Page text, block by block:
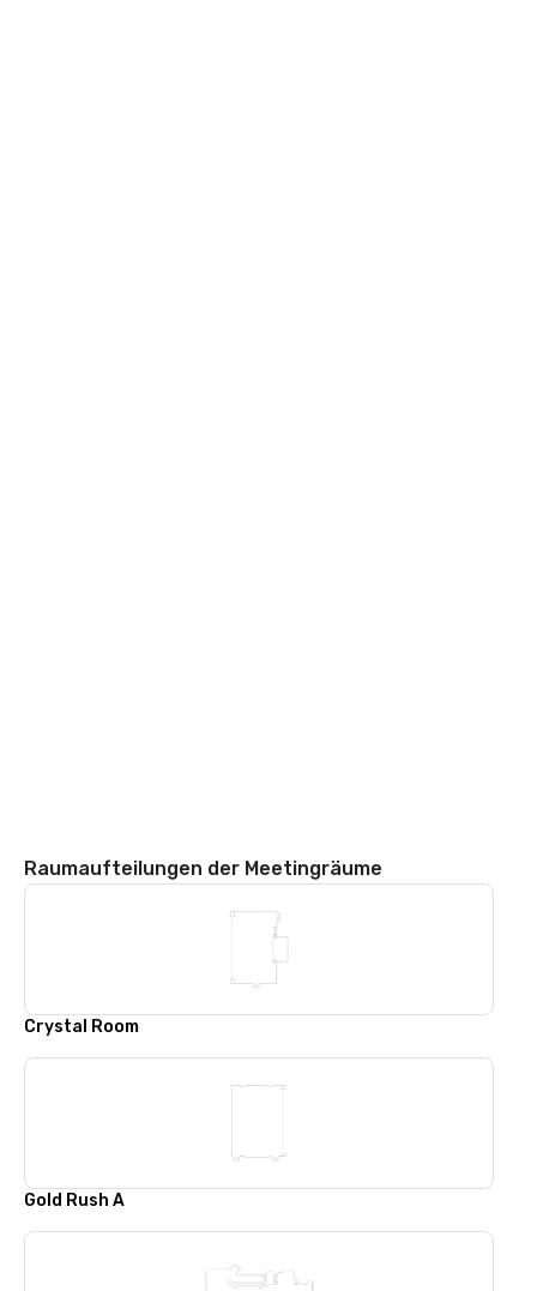
Raumaufteilungen der Meetingräume
Crystal Room
Gold Rush A